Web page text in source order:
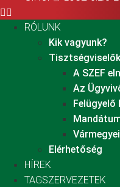
RÓLUNK
Kik vagyunk?
Tisztségviselők
A SZEF
Az
Elérhetőség
HÍREK
TAGSZERVEZETEK